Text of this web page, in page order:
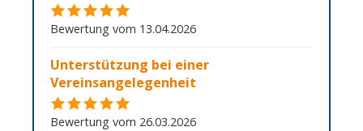
Bewertung vom 13.04.2026
Unterstützung bei einer
Vereinsangelegenheit
Bewertung vom 26.03.2026